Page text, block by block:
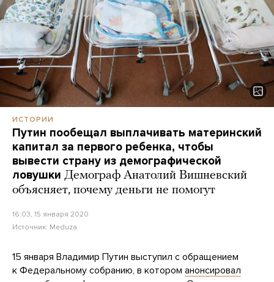
ИСТОРИИ
Путин пообещал выплачивать материнский
капитал за первого ребенка, чтобы
вывести страну из демографической
ловушки Демограф Анатолий Вишневский
объясняет, почему деньги не помогут
16:03, 15 января 2020
Источник: Meduza
15 января Владимир Путин выступил с обращением
к Федеральному собранию, в котором анонсировал